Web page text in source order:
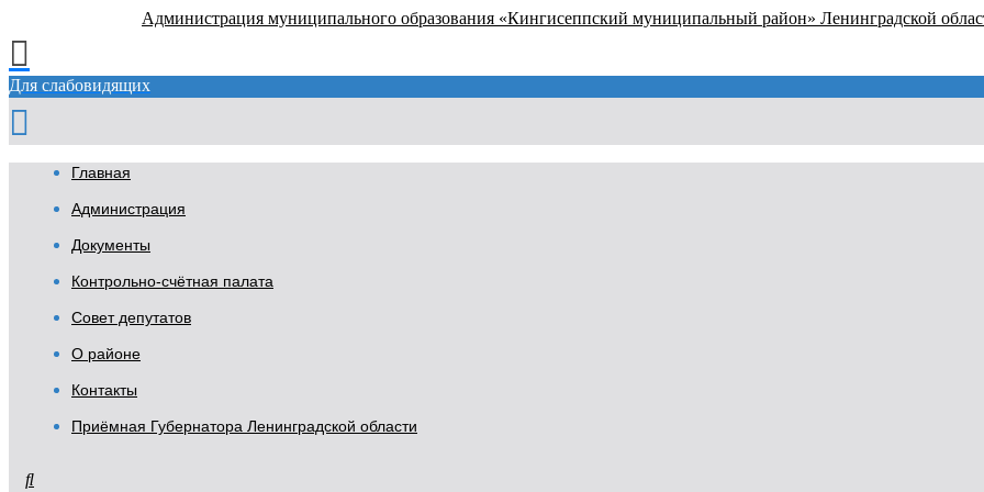
Администрация муниципального образования «Кингисеппский муниципальный район» Ленинградской
Для слабовидящих
Главная
Администрация
Документы
Контрольно-счётная палата
Совет депутатов
О районе
Контакты
Приёмная Губернатора Ленинградской области